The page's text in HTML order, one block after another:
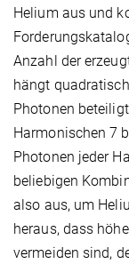
Helium aus und
Anzahl der
hängt
Photonen
Harmonischen 7
Photonen jeder
beliebigen
also aus, um
heraus, dass
vermeiden sind,